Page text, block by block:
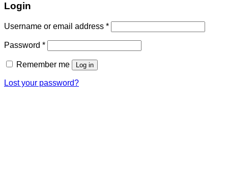
Login
Username or email address *
Password *
Remember me Log in
Lost your password?